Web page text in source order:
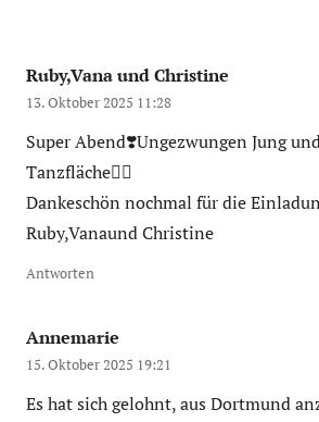
Ruby,Vana und Christine
13. Oktober 2025 11:28
Super Abend❣️Ungezwungen Jung
Tanzfläche👍🏼
Dankeschön nochmal für die
Ruby,Vanaund Christine
Antworten
Annemarie
15. Oktober 2025 19:21
Es hat sich gelohnt, aus Dortmund